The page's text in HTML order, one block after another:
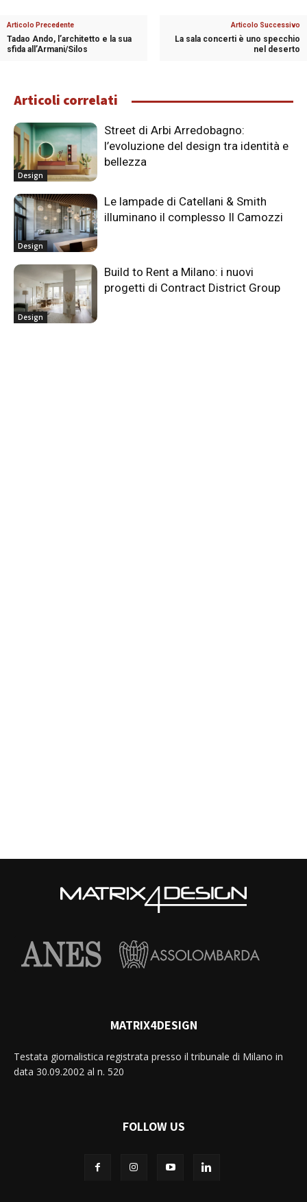
Articolo Precedente
Tadao Ando, l’architetto e la sua
sfida all’Armani/Silos
Articolo Successivo
La sala concerti è uno specchio
nel deserto
Articoli correlati
Design
Street di Arbi Arredobagno:
l’evoluzione del design tra identità e
bellezza
Design
Le lampade di Catellani & Smith
illuminano il complesso Il Camozzi
Design
Build to Rent a Milano: i nuovi
progetti di Contract District Group
MATRIX4DESIGN
Testata giornalistica registrata presso il tribunale di Milano in
data 30.09.2002 al n. 520
FOLLOW US